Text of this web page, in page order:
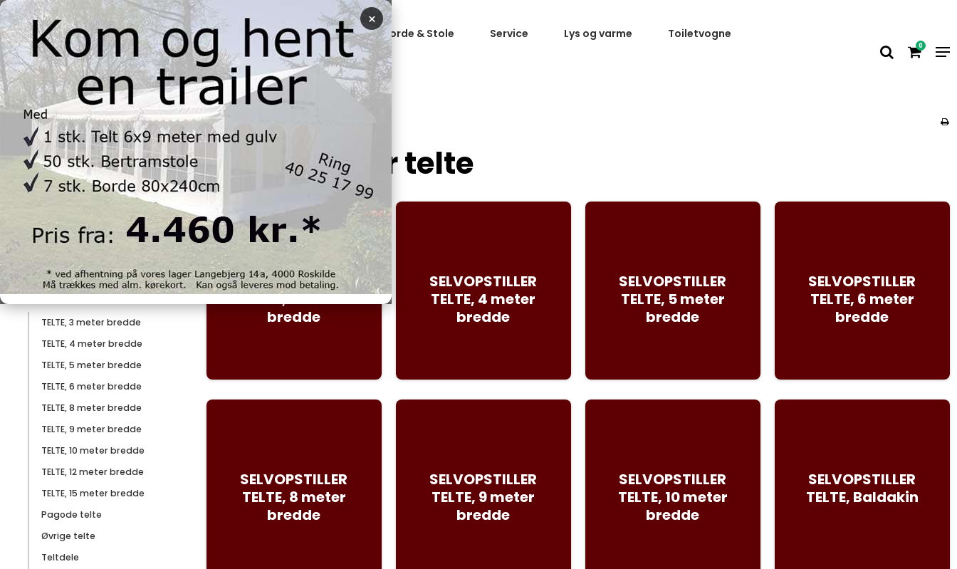
×
Telte Selvopstiller telte Borde & Stole Service Lys og varme Toiletvogne
Tilbehør
0
FORSIDE / PRODUKTER TIL LEJE / SELVOPSTILLER TELTE
Søgning
Søg
Telte
TELTE, 3 meter bredde
TELTE, 4 meter bredde
TELTE, 5 meter bredde
TELTE, 6 meter bredde
TELTE, 8 meter bredde
TELTE, 9 meter bredde
TELTE, 10 meter bredde
TELTE, 12 meter bredde
TELTE, 15 meter bredde
Pagode telte
Øvrige telte
Teltdele
Selvopstiller telte
SELVOPSTILLER
TELTE, 3 meter
bredde
SELVOPSTILLER
TELTE, 4 meter
bredde
SELVOPSTILLER
TELTE, 5 meter
bredde
SELVOPSTILLER
TELTE, 6 meter
bredde
SELVOPSTILLER
TELTE, 8 meter
bredde
SELVOPSTILLER
TELTE, 9 meter
bredde
SELVOPSTILLER
TELTE, 10 meter
bredde
SELVOPSTILLER
TELTE, Baldakin